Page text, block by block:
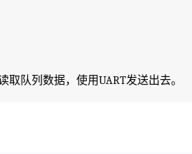
取队列数据，使用UART发送出去。